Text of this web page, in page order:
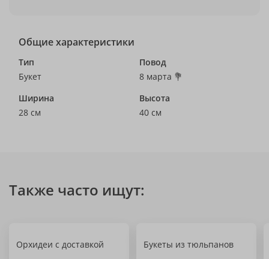
Общие характеристики
Тип
Букет
Повод
8 марта 💐
Ширина
28 см
Высота
40 см
Также часто ищут:
Орхидеи с доставкой Букеты из тюльпанов